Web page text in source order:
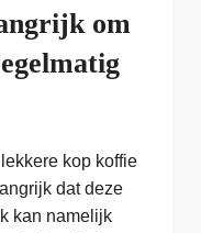
om
kop koffie
dat deze
kan namelijk